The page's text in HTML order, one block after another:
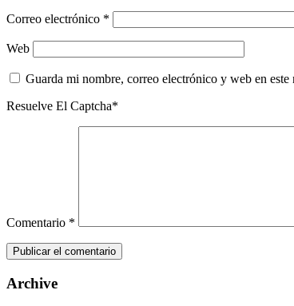
Correo electrónico *
Web
Guarda mi nombre, correo electrónico y web en
Resuelve El Captcha*
Comentario *
Archive